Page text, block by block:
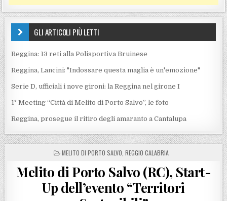
GLI ARTICOLI PIÙ LETTI
Reggina: 13 reti alla Polisportiva Bruinese
Reggina, Lancini: "Indossare questa maglia è un'emozione"
Serie D, ufficiali i nove gironi: la Reggina nel girone I
1° Meeting “Città di Melito di Porto Salvo”, le foto
Reggina, prosegue il ritiro degli amaranto a Cantalupa
POSTED IN
MELITO DI PORTO SALVO REGGIO CALABRIA
Melito di Porto Salvo (RC), Start-
Up dell’evento “Territori